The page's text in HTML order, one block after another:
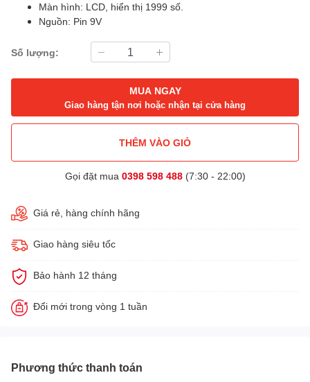
Màn hình: LCD, hiển thị 1999 số.
Nguồn: Pin 9V
Số lượng:
MUA NGAY
Giao hàng tận nơi hoặc nhận tại cửa hàng
THÊM VÀO GIỎ
Gọi đặt mua 0398 598 488(7:30 - 22:00)
Giá rẻ, hàng chính hãng
Giao hàng siêu tốc
Bảo hành 12 tháng
Đổi mới trong vòng 1 tuần
Phương thức thanh toán